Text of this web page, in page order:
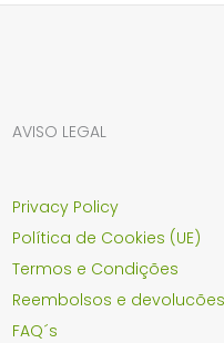
AVISO LEGAL
Privacy Policy
Política de Cookies (UE)
Termos e Condições
Reembolsos e devolucões
FAQ´s